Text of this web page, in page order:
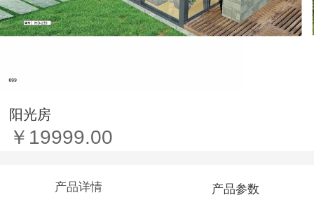
阳光房
￥19999.00
产品详情 产品参数